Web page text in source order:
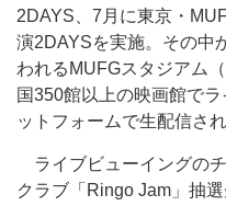
2DAYS、7月に東京・
演2DAYSを実施。その中
われるMUFGスタジアム
国350館以上の映画館で
ットフォームで生配信され
ライブビューイングの
クラブ「Ringo Jam」抽